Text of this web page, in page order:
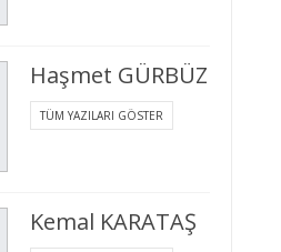
Haşmet GÜRBÜZ
TÜM YAZILARI GÖSTER
Kemal KARATAŞ